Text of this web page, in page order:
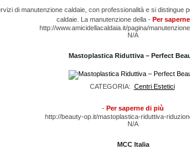
di manutenzione caldaie, con professionalità e si distingue
caldaie. La manutenzione della - Per
http://www.amicidellacaldaia.it/pagina/
N/A
Mastoplastica Riduttiva – Perfect
CATEGORIA: Centri Estetici
- Per saperne di più
http://beauty-op.it/mastoplastica-riduttiva-
N/A
MCC Italia